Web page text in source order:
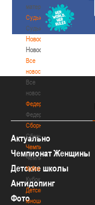
материалы
Судьи
Судьи
Новости
Новости
Все
новости
Все
новости
Федерация
Федерация
Сборные
Сборные
Чемпионат
Чемпионат
Кубок
Кубок
Детско-
юношеские
Актуально
Чемпионат Женщины
Детские школы
Антидопинг
Фото